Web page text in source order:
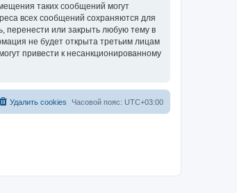
таких сообщений могут
всех сообщений сохраняются для
перенести или закрыть любую тему в
не будет открыта третьим лицам
привести к несанкционированному
Часовой пояс: UTC+03:00
Удалить cookies